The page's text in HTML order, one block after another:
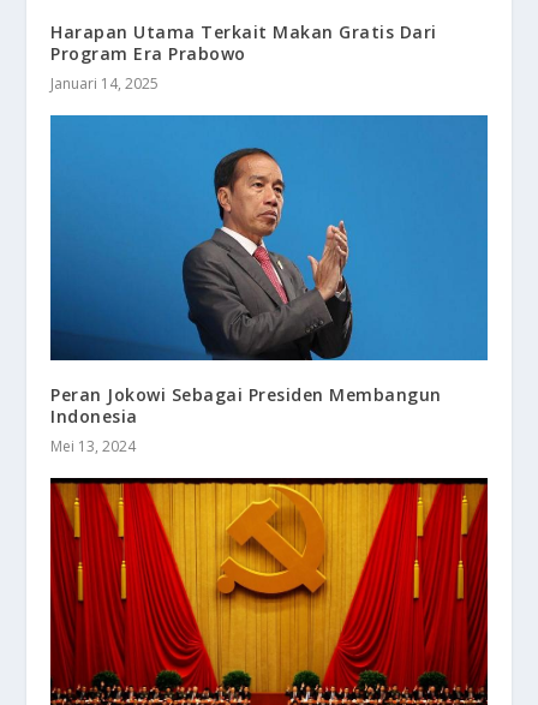
Harapan Utama Terkait Makan Gratis Dari
Program Era Prabowo
Januari 14, 2025
Peran Jokowi Sebagai Presiden Membangun
Indonesia
Mei 13, 2024